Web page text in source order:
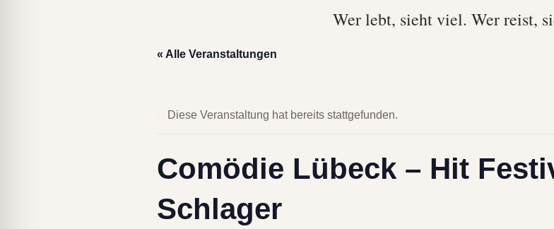
Wer lebt, sieht viel. Wer reist,
« Alle Veranstaltungen
Diese Veranstaltung hat bereits stattgefunden.
Comödie Lübeck – Hit
Schlager